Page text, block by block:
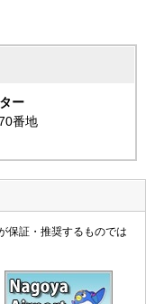
ー
番地
保証・推奨するものでは